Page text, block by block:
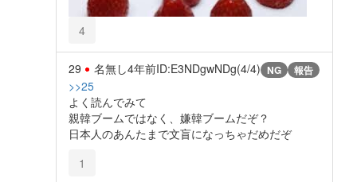
4
29 名無し4年前ID:E3NDgwNDg(4/4) NG 報告
>>25
よく読んでみて
親韓ブームではなく、嫌韓ブームだぞ？
日本人のあんたまで文盲になっちゃだめだぞ
1